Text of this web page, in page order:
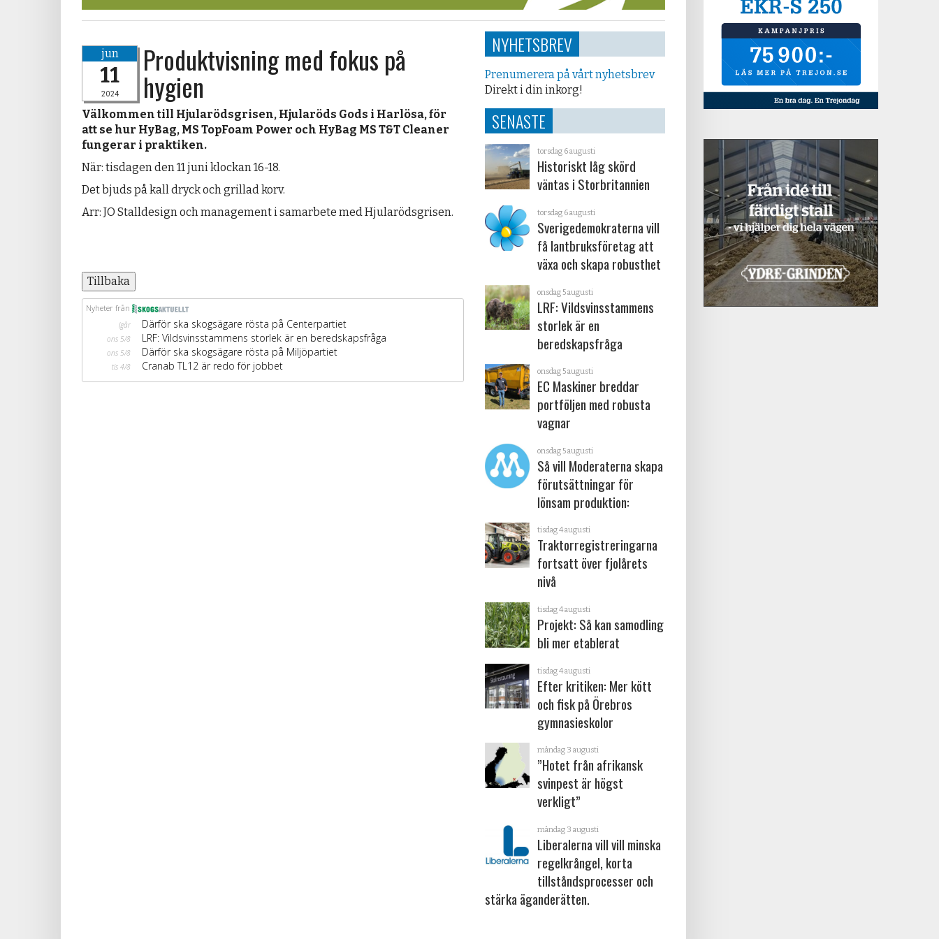
jun
11
2024
Produktvisning med fokus på
hygien
Välkommen till Hjularödsgrisen, Hjularöds Gods i Harlösa, för
att se hur HyBag, MS TopFoam Power och HyBag MS T&T Cleaner
fungerar i praktiken.
När: tisdagen den 11 juni klockan 16-18.
Det bjuds på kall dryck och grillad korv.
Arr: JO Stalldesign och management i samarbete med Hjularödsgrisen.
Tillbaka
NYHETSBREV
Prenumerera på vårt nyhetsbrev
Direkt i din inkorg!
SENASTE
torsdag 6 augusti
Historiskt låg skörd
väntas i Storbritannien
torsdag 6 augusti
Sverigedemokraterna vill
få lantbruksföretag att
växa och skapa robusthet
onsdag 5 augusti
LRF: Vildsvinsstammens
storlek är en
beredskapsfråga
onsdag 5 augusti
EC Maskiner breddar
portföljen med robusta
vagnar
onsdag 5 augusti
Så vill Moderaterna skapa
förutsättningar för
lönsam produktion:
tisdag 4 augusti
Traktorregistreringarna
fortsatt över fjolårets
nivå
tisdag 4 augusti
Projekt: Så kan samodling
bli mer etablerat
tisdag 4 augusti
Efter kritiken: Mer kött
och fisk på Örebros
gymnasieskolor
måndag 3 augusti
”Hotet från afrikansk
svinpest är högst
verkligt”
måndag 3 augusti
Liberalerna vill vill minska
regelkrångel, korta
tillståndsprocesser och
stärka ägande­rätten.